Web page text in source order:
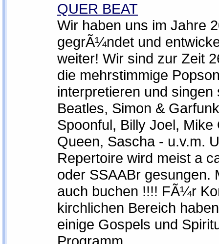
QUER BEAT
Wir haben uns im Jahre
gegrÃ¼ndet und
weiter! Wir sind zur Zeit
die mehrstimmige
interpretieren und
Beatles, Simon &
Spoonful, Billy Joel, Mike
Queen, Sascha - u.v.m.
Repertoire wird meist a
oder SSAABr gesungen.
auch buchen !!!! FÃ¼r
kirchlichen Bereich
einige Gospels und